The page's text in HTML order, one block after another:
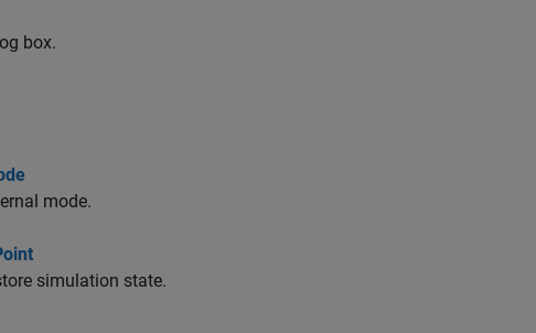
box.
mode.
simulation state.